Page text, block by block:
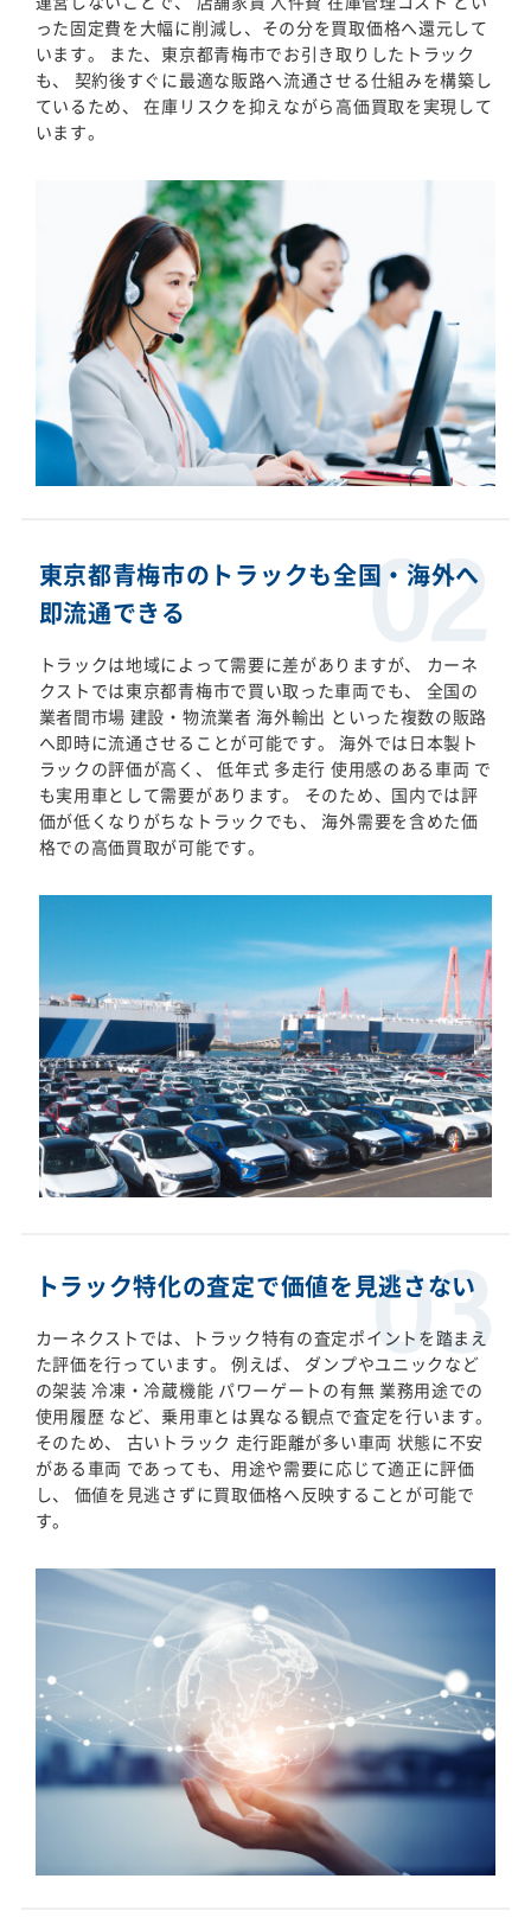
った固定費を大幅に削減し、その分を買取価格へ還元して
います。 また、東京都青梅市でお引き取りしたトラック
も、 契約後すぐに最適な販路へ流通させる仕組みを構築し
ているため、 在庫リスクを抑えながら高価買取を実現して
います。
東京都青梅市のトラックも全国・海外へ
即流通できる
トラックは地域によって需要に差がありますが、 カーネ
クストでは東京都青梅市で買い取った車両でも、 全国の
業者間市場 建設・物流業者 海外輸出 といった複数の販路
へ即時に流通させることが可能です。 海外では日本製ト
ラックの評価が高く、 低年式 多走行 使用感のある車両 で
も実用車として需要があります。 そのため、国内では評
価が低くなりがちなトラックでも、 海外需要を含めた価
格での高価買取が可能です。
トラック特化の査定で価値を見逃さない
カーネクストでは、トラック特有の査定ポイントを踏まえ
た評価を行っています。 例えば、 ダンプやユニックなど
の架装 冷凍・冷蔵機能 パワーゲートの有無 業務用途での
使用履歴 など、乗用車とは異なる観点で査定を行います。
そのため、 古いトラック 走行距離が多い車両 状態に不安
がある車両 であっても、用途や需要に応じて適正に評価
し、 価値を見逃さずに買取価格へ反映することが可能で
す。